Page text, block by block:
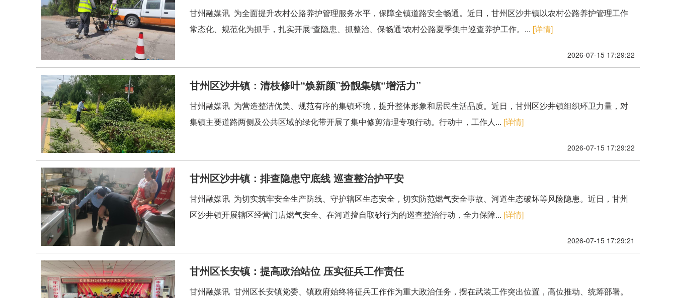
甘州融媒讯 为全面提升农村公路养护管理服务水平，保障全镇道路安全畅通。近日，甘州区沙井镇以农村公路养护管理工作
常态化、规范化为抓手，扎实开展“查隐患、抓整治、保畅通”农村公路夏季集中巡查养护工作。... [详情]
2026-07-15 17:29:22
甘州区沙井镇：清枝修叶“焕新颜”扮靓集镇“增活力”
甘州融媒讯 为营造整洁优美、规范有序的集镇环境，提升整体形象和居民生活品质。近日，甘州区沙井镇组织环卫力量，对
集镇主要道路两侧及公共区域的绿化带开展了集中修剪清理专项行动。行动中，工作人... [详情]
2026-07-15 17:29:22
甘州区沙井镇：排查隐患守底线 巡查整治护平安
甘州融媒讯 为切实筑牢安全生产防线、守护辖区生态安全，切实防范燃气安全事故、河道生态破坏等风险隐患。近日，甘州
区沙井镇开展辖区经营门店燃气安全、在河道擅自取砂行为的巡查整治行动，全力保障... [详情]
2026-07-15 17:29:21
甘州区长安镇：提高政治站位 压实征兵工作责任
甘州融媒讯 甘州区长安镇党委、镇政府始终将征兵工作作为重大政治任务，摆在武装工作突出位置，高位推动、统筹部署。